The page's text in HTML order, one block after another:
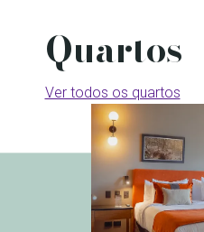
Quartos
Ver todos os quartos